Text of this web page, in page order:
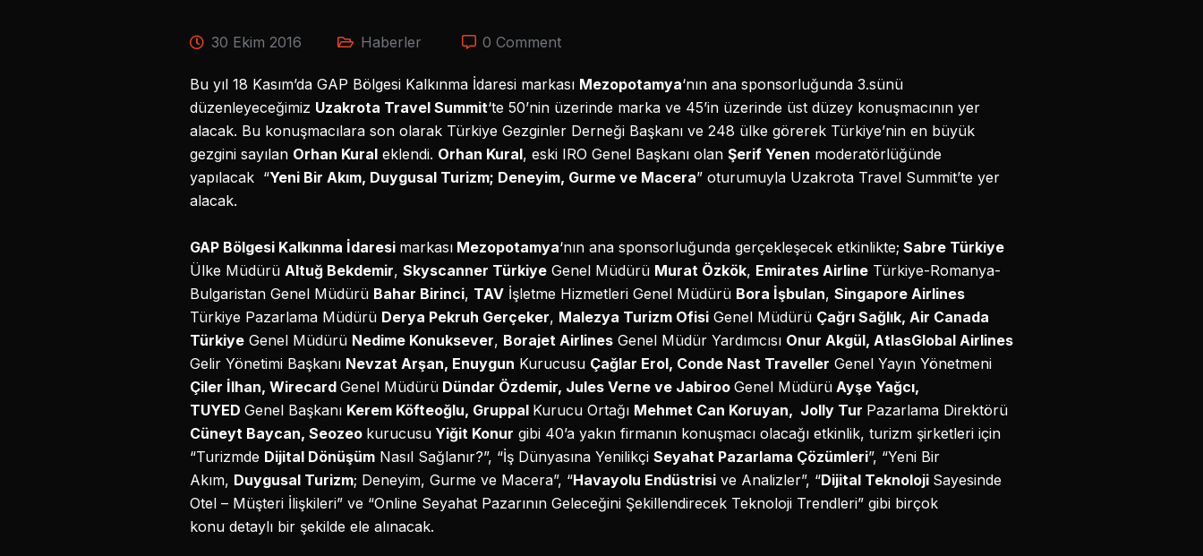
30 Ekim 2016 Haberler 0 Comment
Bu yıl 18 Kasım’da GAP Bölgesi Kalkınma İdaresi markası Mezopotamya‘nın ana sponsorluğunda 3.sünü
düzenleyeceğimiz Uzakrota Travel Summit‘te 50’nin üzerinde marka ve 45’in üzerinde üst düzey konuşmacının yer
alacak. Bu konuşmacılara son olarak Türkiye Gezginler Derneği Başkanı ve 248 ülke görerek Türkiye’nin en büyük
gezgini sayılan Orhan Kural eklendi. Orhan Kural, eski IRO Genel Başkanı olan Şerif Yenen moderatörlüğünde
yapılacak “Yeni Bir Akım, Duygusal Turizm; Deneyim, Gurme ve Macera” oturumuyla Uzakrota Travel Summit’te yer
alacak.
GAP Bölgesi Kalkınma İdaresi markası Mezopotamya‘nın ana sponsorluğunda gerçekleşecek etkinlikte; Sabre Türkiye
Ülke Müdürü Altuğ Bekdemir, Skyscanner Türkiye Genel Müdürü Murat Özkök, Emirates Airline Türkiye-Romanya-
Bulgaristan Genel Müdürü Bahar Birinci, TAV İşletme Hizmetleri Genel Müdürü Bora İşbulan, Singapore Airlines
Türkiye Pazarlama Müdürü Derya Pekruh Gerçeker, Malezya Turizm Ofisi Genel Müdürü Çağrı Sağlık, Air Canada
Türkiye Genel Müdürü Nedime Konuksever, Borajet Airlines Genel Müdür Yardımcısı Onur Akgül, AtlasGlobal Airlines
Gelir Yönetimi Başkanı Nevzat Arşan, Enuygun Kurucusu Çağlar Erol, Conde Nast Traveller Genel Yayın Yönetmeni
Çiler İlhan, Wirecard Genel Müdürü Dündar Özdemir, Jules Verne ve Jabiroo Genel Müdürü Ayşe Yağcı,
TUYED Genel Başkanı Kerem Köfteoğlu, Gruppal Kurucu Ortağı Mehmet Can Koruyan, Jolly Tur Pazarlama Direktörü
Cüneyt Baycan, Seozeo kurucusu Yiğit Konur gibi 40’a yakın firmanın konuşmacı olacağı etkinlik, turizm şirketleri için
“Turizmde Dijital Dönüşüm Nasıl Sağlanır?”, “İş Dünyasına Yenilikçi Seyahat Pazarlama Çözümleri”, “Yeni Bir
Akım, Duygusal Turizm; Deneyim, Gurme ve Macera”, “Havayolu Endüstrisi ve Analizler”, “Dijital Teknoloji Sayesinde
Otel – Müşteri İlişkileri” ve “Online Seyahat Pazarının Geleceğini Şekillendirecek Teknoloji Trendleri” gibi birçok
konu detaylı bir şekilde ele alınacak.